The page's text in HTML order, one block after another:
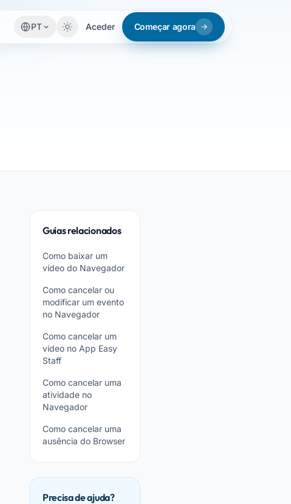
PT Aceder Começar agora
Guias relacionados
Como baixar um
vídeo do Navegador
Como cancelar ou
modificar um evento
no Navegador
Como cancelar um
vídeo no App Easy
Staff
Como cancelar uma
atividade no
Navegador
Como cancelar uma
ausência do Browser
Precisa de ajuda?